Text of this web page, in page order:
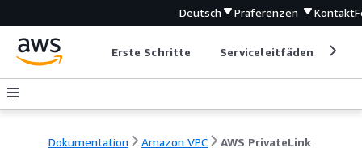
Deutsch Präferenzen Kontakt
Erste Schritte Serviceleitfäden
Dokumentation Amazon VPC AWS PrivateLink